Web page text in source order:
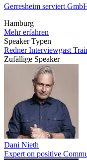
Gerresheim serviert
Hamburg
Mehr erfahren
Speaker Typen
RednerInterviewgast
Zufällige Speaker
Dani Nieth
Expert on positive